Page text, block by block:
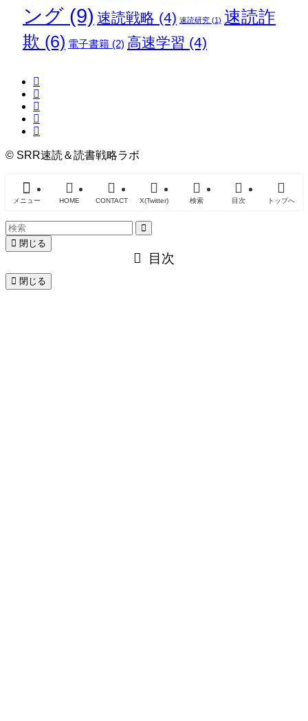
ング(9) 速読戦略 (4) 速読研究(1) 速読詐
欺 (6) 電子書籍(2) 高速学習 (4)
© SRR速読＆読書戦略ラボ
メニュー HOME CONTACT X(Twitter) 検索 目次 トップへ
閉じる
目次
閉じる